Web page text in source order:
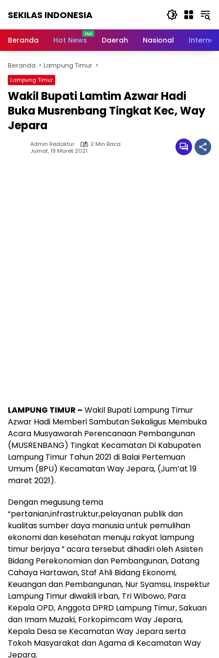
SEKILAS INDONESIA
Terkini,
Latest
World,
Headlines,
News
Today
Beranda Hot News Daerah Nasional
Beranda Lampung Timur
Lampung Timur
Wakil Bupati Lamtim Azwar Hadi
Buka Musrenbang Tingkat Kec, Way
Jepara
Admin Redaktur
2 Min Baca
Jumat, 19 Maret 2021
LAMPUNG TIMUR – Wakil Bupati Lampung Timur
Azwar Hadi Memberi Sambutan Sekaligus Membuka
Acara Musyawarah Perencanaan Pembangunan
(MUSRENBANG) Tingkat Kecamatan Di Kabupaten
Lampung Timur Tahun 2021 di Balai Pertemuan
Umum (BPU) Kecamatan Way Jepara, (Jum’at 19
maret 2021).
Dengan megusung tema
“pertanian,infrastruktur,pelayanan publik dan
kualitas sumber daya manusia untuk pemulihan
ekonomi dan kesehatan menuju rakyat lampung
timur berjaya ” acara tersebut dihadiri oleh Asisten
Bidang Perekonomian dan Pembangunan, Datang
Cahaya Hartawan, Staf Ahli Bidang Ekonomi,
Keuangan dan Pembangunan, Nur Syamsu, Inspektur
Lampung Timur diwakili irban, Tri Wibowo, Para
Kepala OPD, Anggota DPRD Lampung Timur, Sakuan
dan Imam Muzaki, Forkopimcam Way Jepara,
Kepala Desa se Kecamatan Way Jepara serta
Tokoh Masyarakat dan Agama di Kecamatan Way
Jepara.